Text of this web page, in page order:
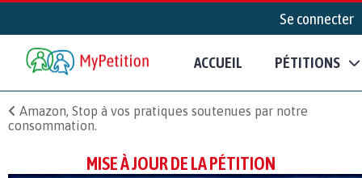
Se connecter
ACCUEIL PÉTITIONS
Amazon, Stop à vos pratiques soutenues par notre
consommation.
MISE À JOUR DE LA PÉTITION